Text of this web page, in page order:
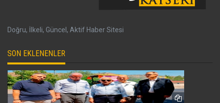
Doğru, İlkeli, Güncel, Aktif Haber Sitesi
SON EKLENENLER